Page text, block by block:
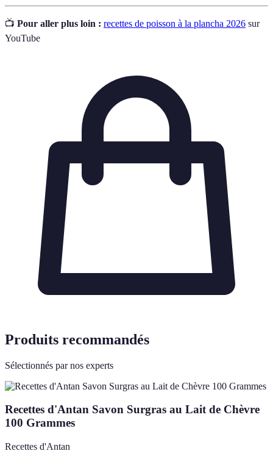
📺 Pour aller plus loin : recettes de poisson à la plancha 2026 sur
YouTube
Produits recommandés
Sélectionnés par nos experts
Recettes d'Antan Savon Surgras au Lait de Chèvre
100 Grammes
Recettes d'Antan